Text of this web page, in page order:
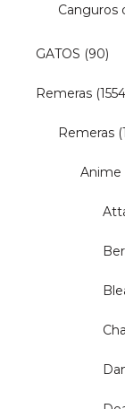
Canguros
GATOS (90)
Remeras
Remeras
Anime